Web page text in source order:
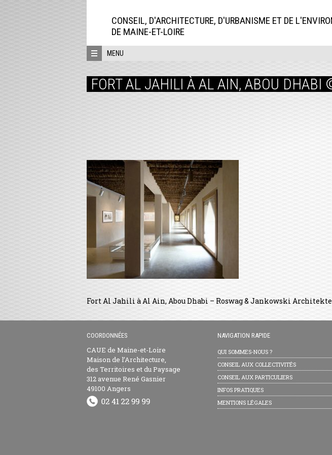
CONSEIL, D'ARCHITECTURE, D'URBANISME ET DE
DE MAINE-ET-LOIRE
MENU
FORT AL JAHILI À AL AIN, ABOU
Fort Al Jahili à Al Ain, Abou Dhabi – Roswag & Jankowski
COORDONNÉES
CAUE de Maine-et-Loire
Maison de l’Architecture,
des Territoires et du Paysage
312 avenue René Gasnier
49100 Angers
NAVIGATION RAPIDE
QUI SOMMES-NOUS ?
CONSEIL AUX COLLECTIVITÉS
CONSEIL AUX PARTICULIERS
INFOS PRATIQUES
MENTIONS LÉGALES